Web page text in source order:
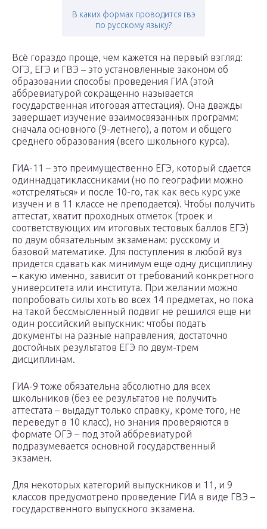
В каких формах проводится гвэ
по русскому языку?
Всё гораздо проще, чем кажется на первый взгляд:
ОГЭ, ЕГЭ и ГВЭ – это установленные законом об
образовании способы проведения ГИА (этой
аббревиатурой сокращенно называется
государственная итоговая аттестация). Она дважды
завершает изучение взаимосвязанных программ:
сначала основного (9-летнего), а потом и общего
среднего образования (всего школьного курса).
ГИА-11 – это преимущественно ЕГЭ, который сдается
одиннадцатиклассниками (но по географии можно
«отстреляться» и после 10-го, так как весь курс уже
изучен и в 11 классе не преподается). Чтобы получить
аттестат, хватит проходных отметок (троек и
соответствующих им итоговых тестовых баллов ЕГЭ)
по двум обязательным экзаменам: русскому и
базовой математике. Для поступления в любой вуз
придется сдавать как минимум еще одну дисциплину
– какую именно, зависит от требований конкретного
университета или института. При желании можно
попробовать силы хоть во всех 14 предметах, но пока
на такой бессмысленный подвиг не решился еще ни
один российский выпускник: чтобы подать
документы на разные направления, достаточно
достойных результатов ЕГЭ по двум-трем
дисциплинам.
ГИА-9 тоже обязательна абсолютно для всех
школьников (без ее результатов не получить
аттестата – выдадут только справку, кроме того, не
переведут в 10 класс), но знания проверяются в
формате ОГЭ – под этой аббревиатурой
подразумевается основной государственный
экзамен.
Для некоторых категорий выпускников и 11, и 9
классов предусмотрено проведение ГИА в виде ГВЭ –
государственного выпускного экзамена.